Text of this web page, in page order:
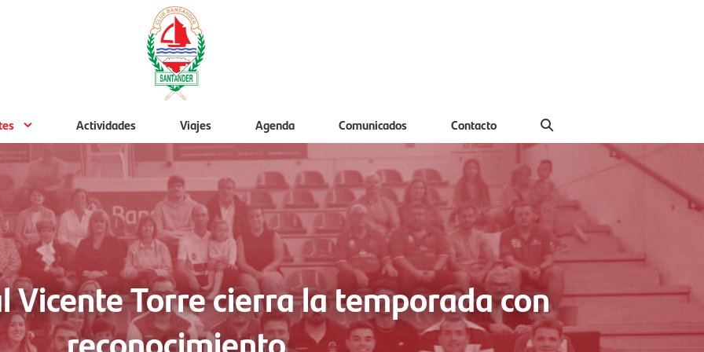
Actividades Viajes Agenda Comunicados Contacto
Vicente Torre cierra la temporada con